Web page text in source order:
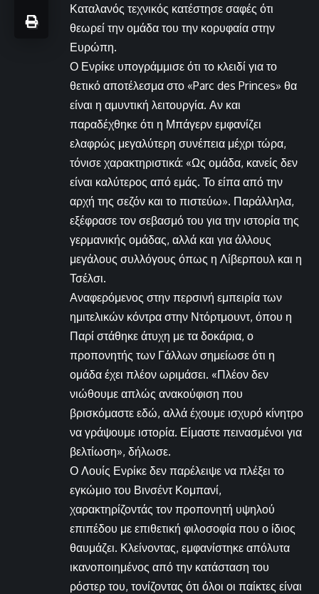
Καταλανός τεχνικός κατέστησε σαφές ότι
θεωρεί την ομάδα του την κορυφαία στην
Ευρώπη.
Ο Ενρίκε υπογράμμισε ότι το κλειδί για το
θετικό αποτέλεσμα στο «Parc des Princes» θα
είναι η αμυντική λειτουργία. Αν και
παραδέχθηκε ότι η Μπάγερν εμφανίζει
ελαφρώς μεγαλύτερη συνέπεια μέχρι τώρα,
τόνισε χαρακτηριστικά: «Ως ομάδα, κανείς δεν
είναι καλύτερος από εμάς. Το είπα από την
αρχή της σεζόν και το πιστεύω». Παράλληλα,
εξέφρασε τον σεβασμό του για την ιστορία της
γερμανικής ομάδας, αλλά και για άλλους
μεγάλους συλλόγους όπως η Λίβερπουλ και η
Τσέλσι.
Αναφερόμενος στην περσινή εμπειρία των
ημιτελικών κόντρα στην Ντόρτμουντ, όπου η
Παρί στάθηκε άτυχη με τα δοκάρια, ο
προπονητής των Γάλλων σημείωσε ότι η
ομάδα έχει πλέον ωριμάσει. «Πλέον δεν
νιώθουμε απλώς ανακούφιση που
βρισκόμαστε εδώ, αλλά έχουμε ισχυρό κίνητρο
να γράψουμε ιστορία. Είμαστε πεινασμένοι για
βελτίωση», δήλωσε.
Ο Λουίς Ενρίκε δεν παρέλειψε να πλέξει το
εγκώμιο του Βινσέντ Κομπανί,
χαρακτηρίζοντάς τον προπονητή υψηλού
επιπέδου με επιθετική φιλοσοφία που ο ίδιος
θαυμάζει. Κλείνοντας, εμφανίστηκε απόλυτα
ικανοποιημένος από την κατάσταση του
ρόστερ του, τονίζοντας ότι όλοι οι παίκτες είναι